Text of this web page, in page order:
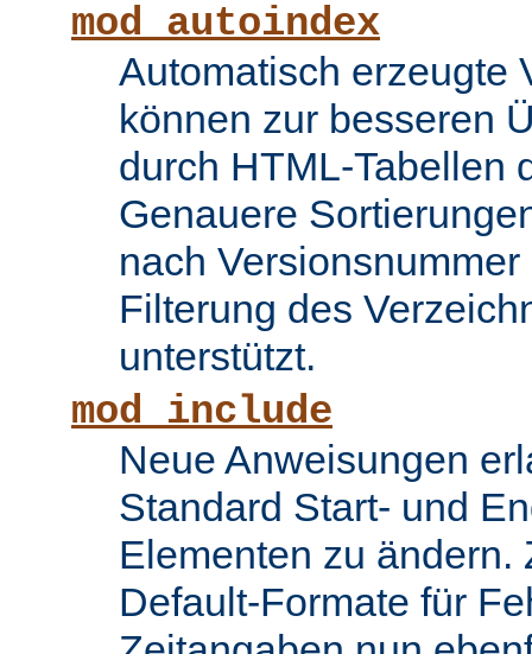
mod_autoindex
Automatisch erzeugte
können zur besseren
durch HTML-Tabellen
Genauere
nach
Filterung des
unterstützt.
mod_include
Neue Anweisungen
Standard Start- und
Elementen zu ändern.
Default-Formate für